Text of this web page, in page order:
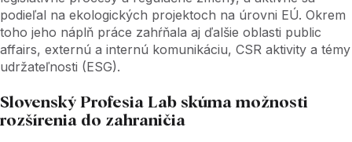
podieľal na ekologických projektoch na úrovni EÚ. Okrem
toho jeho náplň práce zahŕňala aj ďalšie oblasti public
affairs, externú a internú komunikáciu, CSR aktivity a témy
udržateľnosti (ESG).
Slovenský Profesia Lab skúma možnosti
rozšírenia do zahraničia